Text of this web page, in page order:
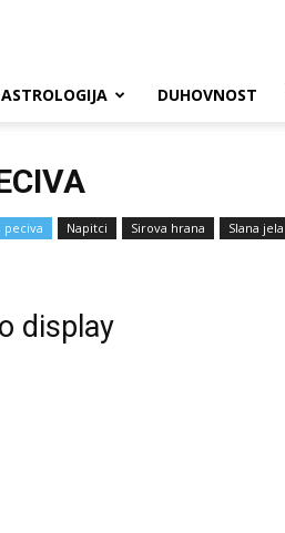
ASTROLOGIJA DUHOVNOST
peciva Napitci Sirova hrana Slana jela
display